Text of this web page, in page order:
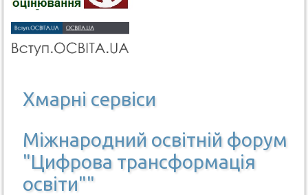
Хмарні сервіси
Міжнародний освітній форум
"Цифрова трансформація
освіти""